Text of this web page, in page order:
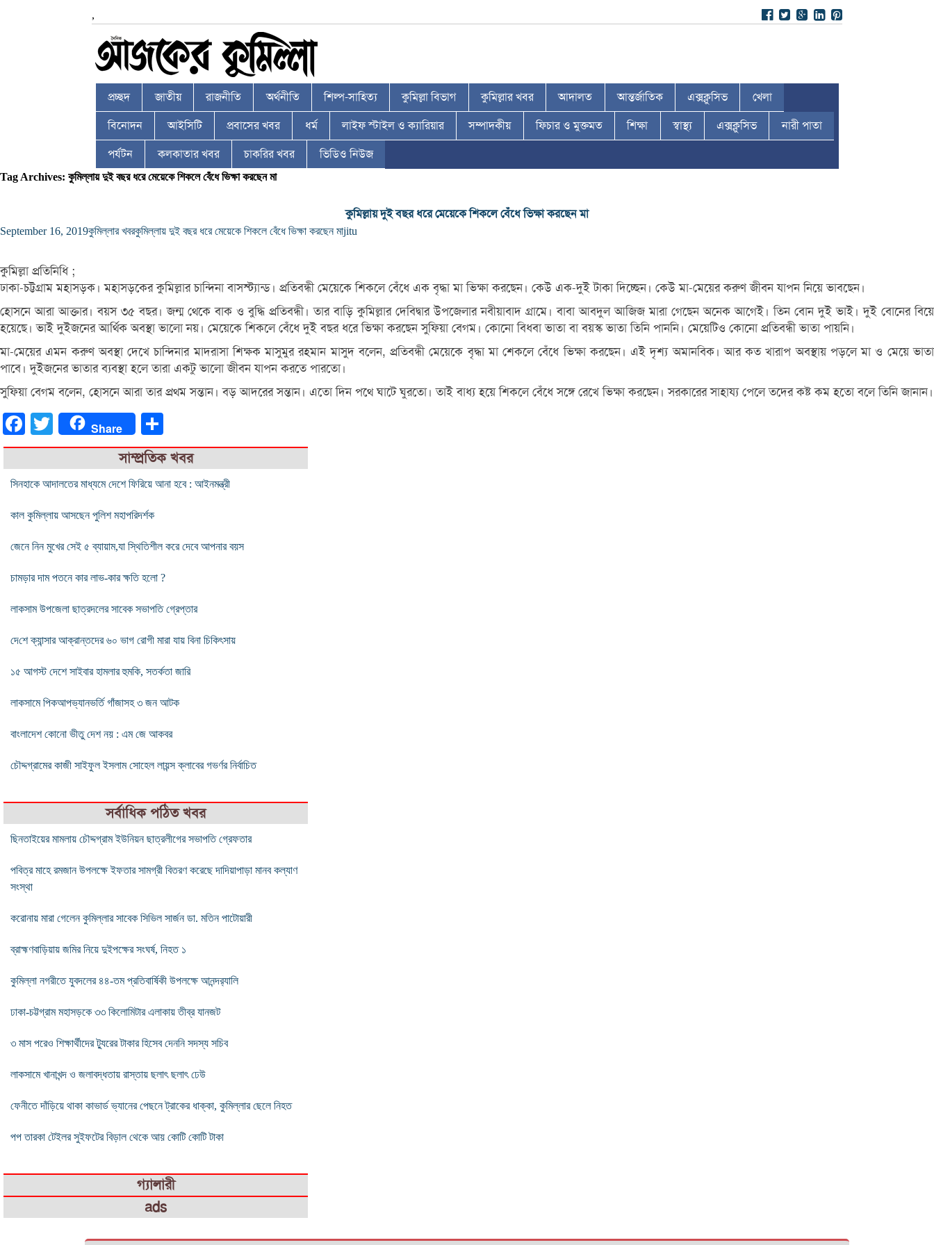
,
প্রচ্ছদ জাতীয় রাজনীতি অর্থনীতি শিল্প-সাহিত্য কুমিল্লা বিভাগ কুমিল্লার খবর আদালত আন্তর্জাতিক এক্সক্লুসিভ খেলা
বিনোদন আইসিটি প্রবাসের খবর ধর্ম লাইফ স্টাইল ও ক্যারিয়ার সম্পাদকীয় ফিচার ও মুক্তমত শিক্ষা স্বাস্থ্য এক্সক্লুসিভ নারী পাতা
পর্যটন কলকাতার খবর চাকরির খবর ভিডিও নিউজ
Tag Archives: কুমিল্লায় দুই বছর ধরে মেয়েকে শিকলে বেঁধে ভিক্ষা করছেন মা
কুমিল্লায় দুই বছর ধরে মেয়েকে শিকলে বেঁধে ভিক্ষা করছেন মা
September 16, 2019কুমিল্লার খবরকুমিল্লায় দুই বছর ধরে মেয়েকে শিকলে বেঁধে ভিক্ষা করছেন মাjitu
কুমিল্লা প্রতিনিধি ;
ঢাকা-চট্টগ্রাম মহাসড়ক। মহাসড়কের কুমিল্লার চান্দিনা বাসস্ট্যান্ড। প্রতিবন্ধী মেয়েকে শিকলে বেঁধে এক বৃদ্ধা মা ভিক্ষা করছেন। কেউ এক-দুই টাকা দিচ্ছেন। কেউ মা-মেয়ের করুণ জীবন যাপন নিয়ে ভাবছেন।
হোসনে আরা আক্তার। বয়স ৩৫ বছর। জন্ম থেকে বাক ও বুদ্ধি প্রতিবন্ধী। তার বাড়ি কুমিল্লার দেবিদ্বার উপজেলার নবীয়াবাদ গ্রামে। বাবা আবদুল আজিজ মারা গেছেন অনেক আগেই। তিন বোন দুই ভাই। দুই বোনের বিয়ে
হয়েছে। ভাই দুইজনের আর্থিক অবস্থা ভালো নয়। মেয়েকে শিকলে বেঁধে দুই বছর ধরে ভিক্ষা করছেন সুফিয়া বেগম। কোনো বিধবা ভাতা বা বয়স্ক ভাতা তিনি পাননি। মেয়েটিও কোনো প্রতিবন্ধী ভাতা পায়নি।
মা-মেয়ের এমন করুণ অবস্থা দেখে চান্দিনার মাদরাসা শিক্ষক মাসুমুর রহমান মাসুদ বলেন, প্রতিবন্ধী মেয়েকে বৃদ্ধা মা শেকলে বেঁধে ভিক্ষা করছেন। এই দৃশ্য অমানবিক। আর কত খারাপ অবস্থায় পড়লে মা ও মেয়ে ভাতা
পাবে। দুইজনের ভাতার ব্যবস্থা হলে তারা একটু ভালো জীবন যাপন করতে পারতো।
সুফিয়া বেগম বলেন, হোসনে আরা তার প্রথম সন্তান। বড় আদরের সন্তান। এতো দিন পথে ঘাটে ঘুরতো। তাই বাধ্য হয়ে শিকলে বেঁধে সঙ্গে রেখে ভিক্ষা করছেন। সরকারের সাহায্য পেলে তদের কষ্ট কম হতো বলে তিনি জানান।
FacebookTwitter Share
সাম্প্রতিক খবর
সিনহাকে আদালতের মাধ্যমে দেশে ফিরিয়ে আনা হবে : আইনমন্ত্রী
কাল কুমিল্লায় আসছেন পুলিশ মহাপরিদর্শক
জেনে নিন মুখের সেই ৫ ব্যায়াম,যা স্থিতিশীল করে দেবে আপনার বয়স
চামড়ার দাম পতনে কার লাভ-কার ক্ষতি হলো ?
লাকসাম উপজেলা ছাত্রদলের সাবেক সভাপতি গ্রেপ্তার
দে‌শে ক্যান্সার আক্রান্তদের ৬০ ভাগ রোগী মারা যায় বিনা চিকিৎসায়
১৫ আগস্ট দেশে সাইবার হামলার হুমকি, সতর্কতা জারি
লাকসামে পিকআপভ্যানভর্তি গাঁজাসহ ৩ জন আটক
বাংলাদেশ কোনো ভীতু দেশ নয় : এম জে আকবর
চৌদ্দগ্রামের কাজী সাইফুল ইসলাম সোহেল লায়ন্স ক্লাবের গভর্ণর নির্বাচিত
সর্বাধিক পঠিত খবর
ছিনতাইয়ের মামলায় চৌদ্দগ্রাম ইউনিয়ন ছাত্রলীগের সভাপতি গ্রেফতার
পবিত্র মাহে রমজান উপলক্ষে ইফতার সামগ্রী বিতরণ করেছে দাদিয়াপাড়া মানব কল্যাণ
সংস্থা
করোনায় মারা গেলেন কুমিল্লার সাবেক সিভিল সার্জন ডা. মতিন পাটোয়ারী
ব্রাহ্মণবাড়িয়ায় জমির নিয়ে দুইপক্ষের সংঘর্ষ, নিহত ১
কুমিল্লা নগরীতে যুবদলের ৪৪-তম প্রতিবার্ষিকী উপলক্ষে আনন্দর‌্যালি
ঢাকা-চট্টগ্রাম মহাসড়কে ৩৩ কিলোমিটার এলাকায় তীব্র যানজট
৩ মাস পরেও শিক্ষার্থীদের ট্যুরের টাকার হিসেব দেননি সদস্য সচিব
লাকসামে খানাখন্দ ও জলাবদ্ধতায় রাস্তায় ছলাৎ ছলাৎ ঢেউ
ফেনীতে দাঁড়িয়ে থাকা কাভার্ড ভ্যানের পেছনে ট্রাকের ধাক্কা, কুমিল্লার ছেলে নিহত
পপ তারকা টেইলর সুইফটের বিড়াল থেকে আয় কোটি কোটি টাকা
গ্যালারী
ads